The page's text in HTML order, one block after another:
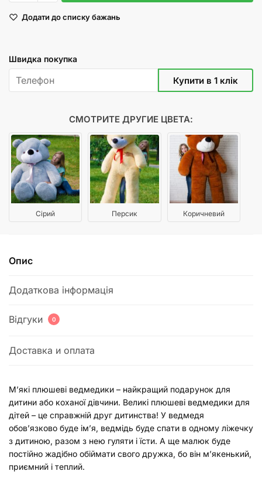
см Додати до списку бажань
Швидка покупка
СМОТРИТЕ ДРУГИЕ ЦВЕТА:
Сірий Персик Коричневий
Опис
Додаткова інформація
Відгуки 0
Доставка и оплата
М’які плюшеві ведмедики – найкращий подарунок для
дитини або коханої дівчини. Великі плюшеві ведмедики для
дітей – це справжній друг дитинства! У ведмедя
обов’язково буде ім’я, ведмідь буде спати в одному ліжечку
з дитиною, разом з нею гуляти і їсти. А ще малюк буде
постійно жадібно обіймати свого дружка, бо він м’якенький,
приємний і теплий.